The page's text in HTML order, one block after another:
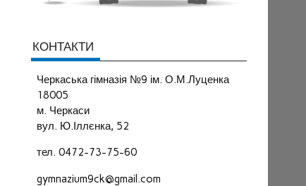
КОНТАКТИ
Черкаська гімназія №9 ім. О.М.Луценка
18005
м. Черкаси
вул. Ю.Іллєнка, 52
тел. 0472-73-75-60
gymnazium9ck@gmail.com